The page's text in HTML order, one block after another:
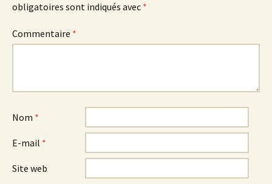
obligatoires sont indiqués avec *
Commentaire *
Nom *
E-mail *
Site web